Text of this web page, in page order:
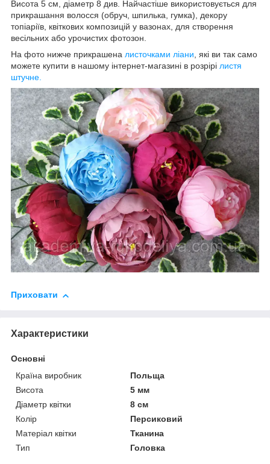
Висота 5 см, діаметр 8 див. Найчастіше використовується для
прикрашання волосся (обруч, шпилька, гумка), декору
топіаріїв, квіткових композицій у вазонах, для створення
весільних або урочистих фотозон.
На фото нижче прикрашена листочками ліани , які ви так само
можете купити в нашому інтернет-магазині в розрірі листя
штучне.
Приховати
Характеристики
Основні
Країна виробник
Польща
Висота
5 мм
Діаметр квітки
8 см
Колір
Персиковий
Матеріал квітки
Тканина
Тип
Головка